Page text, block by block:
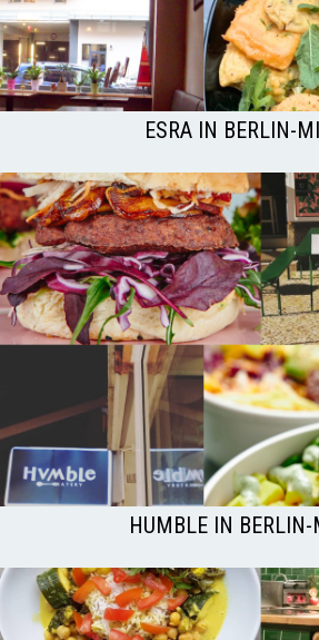
ESRA IN BERLIN-
HUMBLE IN BERLIN-